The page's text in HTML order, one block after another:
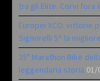
tra gli Elite. Corvi fora
Europei XCO: vittorie
Signorelli 5^ la
35ª Marathon Bike
leggendaria storia 01/